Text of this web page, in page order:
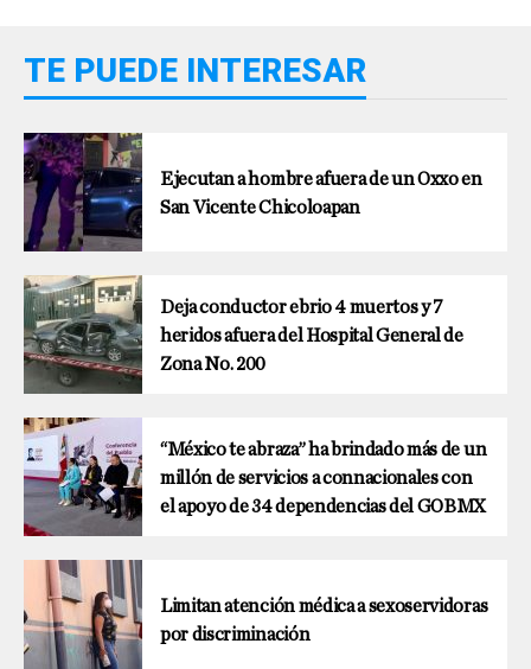
TE PUEDE INTERESAR
Ejecutan a hombre afuera de un Oxxo en
San Vicente Chicoloapan
Deja conductor ebrio 4 muertos y 7
heridos afuera del Hospital General de
Zona No. 200
“México te abraza” ha brindado más de un
millón de servicios a connacionales con
el apoyo de 34 dependencias del GOBMX
Limitan atención médica a sexoservidoras
por discriminación